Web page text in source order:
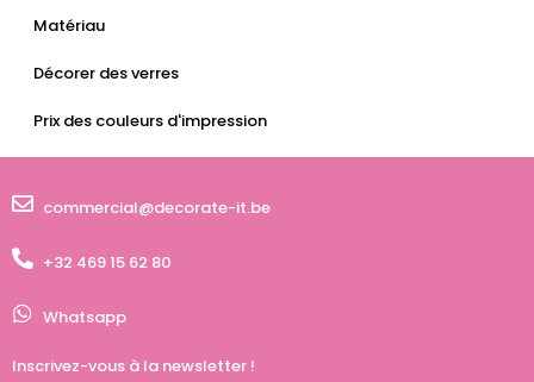
Matériau
Décorer des verres
Prix des couleurs d'impression
commercial@decorate-it.be
+32 469 15 62 80
Whatsapp
Inscrivez-vous à la newsletter !